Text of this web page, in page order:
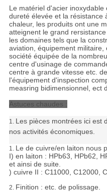
Le matériel d'acier
dureté élevée et la résistance
chaleur, les produits ont une
atteignent le grand
les domaines tels que la
aviation, équipement
société équipée de la
centre d'usinage de
centre à grande vitesse etc.
l'équipement d'inspection
measring bidimensionnel, ect
Astuces chaudes :
1. Les pièces montrées ici est
nos activités économiques.
1. Le de cuivre/en laiton nous
I) en laiton : HPb63, HPb62,
et ainsi de suite.
) cuivre II : C11000, C12000,
2. Finition : etc. de polissage.